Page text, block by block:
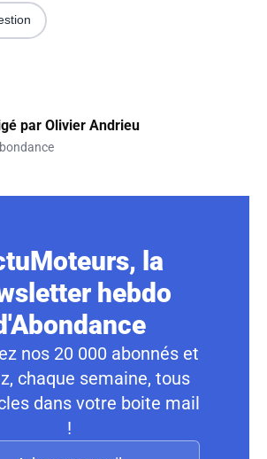
par Olivier Andrieu
la
hebdo
nos 20 000 abonnés et
chaque semaine, tous
dans votre boite mail
!